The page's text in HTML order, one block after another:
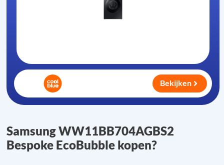
Samsung WW11BB704AGBS2
Bespoke EcoBubble kopen?
Bekijken